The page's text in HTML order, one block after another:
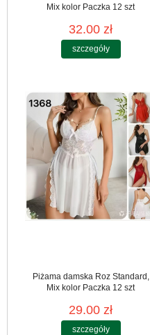
Mix kolor Paczka 12 szt
32.00 zł
szczegóły
Piżama damska Roz Standard,
Mix kolor Paczka 12 szt
29.00 zł
szczegóły